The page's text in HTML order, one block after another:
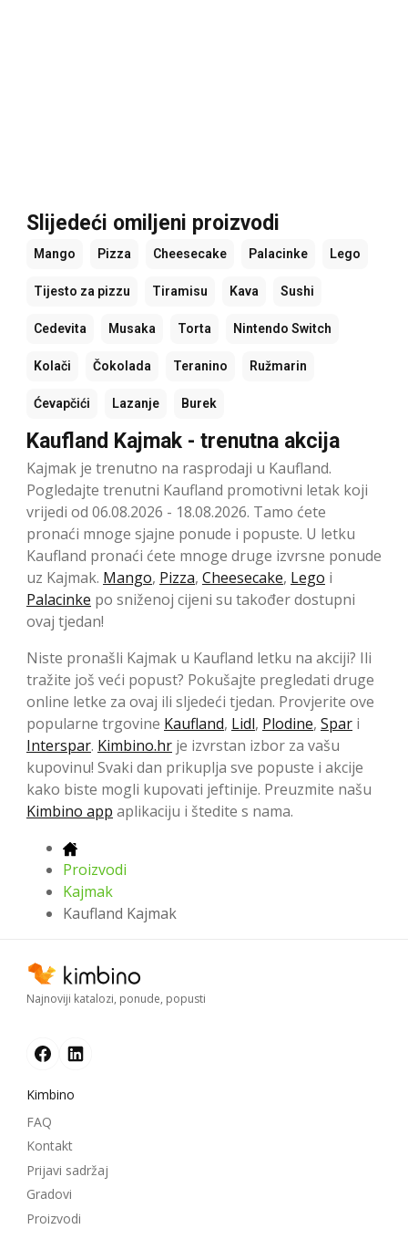
Slijedeći omiljeni proizvodi
Mango Pizza Cheesecake Palacinke Lego
Tijesto za pizzu Tiramisu Kava Sushi
Cedevita Musaka Torta Nintendo Switch
Kolači Čokolada Teranino Ružmarin
Ćevapčići Lazanje Burek
Kaufland Kajmak - trenutna akcija
Kajmak je trenutno na rasprodaji u Kaufland.
Pogledajte trenutni Kaufland promotivni letak koji
vrijedi od 06.08.2026 - 18.08.2026. Tamo ćete
pronaći mnoge sjajne ponude i popuste. U letku
Kaufland pronaći ćete mnoge druge izvrsne ponude
uz Kajmak. Mango, Pizza, Cheesecake, Lego i
Palacinke po sniženoj cijeni su također dostupni
ovaj tjedan!
Niste pronašli Kajmak u Kaufland letku na akciji? Ili
tražite još veći popust? Pokušajte pregledati druge
online letke za ovaj ili sljedeći tjedan. Provjerite ove
popularne trgovine Kaufland, Lidl, Plodine, Spar i
Interspar. Kimbino.hr je izvrstan izbor za vašu
kupovinu! Svaki dan prikuplja sve popuste i akcije
kako biste mogli kupovati jeftinije. Preuzmite našu
Kimbino app aplikaciju i štedite s nama.
Proizvodi
Kajmak
Kaufland Kajmak
Najnoviji katalozi, ponude, popusti
Kimbino
FAQ
Kontakt
Prijavi sadržaj
Gradovi
Proizvodi